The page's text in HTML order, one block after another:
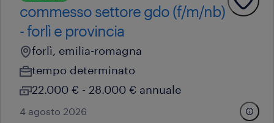
commesso settore gdo (f/m/nb)
- forlì e provincia
forlì, emilia-romagna
tempo determinato
22.000 € - 28.000 € annuale
4 agosto 2026